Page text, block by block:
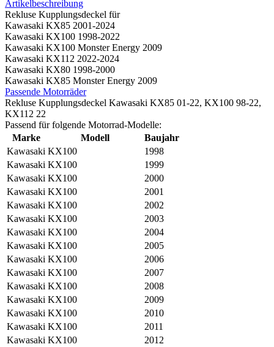
Artikelbeschreibung
Rekluse Kupplungsdeckel für
Kawasaki KX85 2001-2024
Kawasaki KX100 1998-2022
Kawasaki KX100 Monster Energy 2009
Kawasaki KX112 2022-2024
Kawasaki KX80 1998-2000
Kawasaki KX85 Monster Energy 2009
Passende Motorräder
Rekluse Kupplungsdeckel Kawasaki KX85 01-22, KX100 98-22,
KX112 22
Passend für folgende Motorrad-Modelle:
Marke
Modell
Baujahr
Kawasaki KX100
1998
Kawasaki KX100
1999
Kawasaki KX100
2000
Kawasaki KX100
2001
Kawasaki KX100
2002
Kawasaki KX100
2003
Kawasaki KX100
2004
Kawasaki KX100
2005
Kawasaki KX100
2006
Kawasaki KX100
2007
Kawasaki KX100
2008
Kawasaki KX100
2009
Kawasaki KX100
2010
Kawasaki KX100
2011
Kawasaki KX100
2012